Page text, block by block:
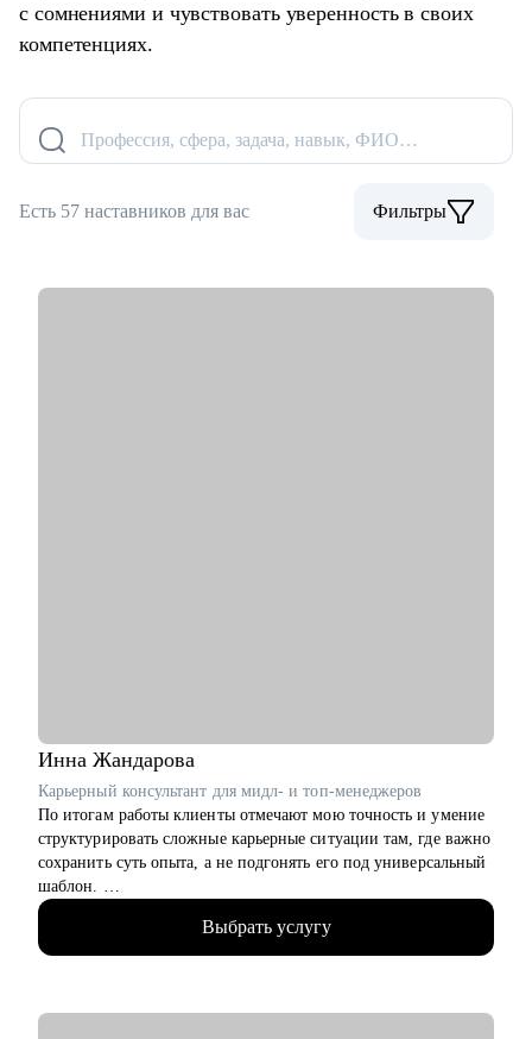
с сомнениями и чувствовать уверенность в своих
компетенциях.
Профессия, сфера, задача, навык, ФИО…
Есть 57 наставников для вас Фильтры
Инна Жандарова
Карьерный консультант для мидл- и топ-менеджеров
По итогам работы клиенты отмечают мою точность и умение
структурировать сложные карьерные ситуации там, где важно
сохранить суть опыта, а не подгонять его под универсальный
шаблон.
• Умею «переводить» опыт клиента на понятный
работодателю язык.
Выбрать услугу